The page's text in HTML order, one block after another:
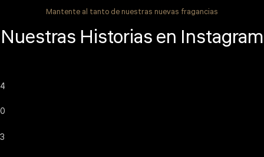
Mantente al tanto de nuestras nuevas fragancias
Nuestras Historias en Instagram
4
0
3